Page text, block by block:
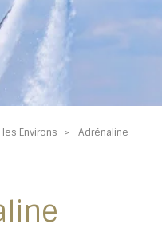
les Environs Adrénaline